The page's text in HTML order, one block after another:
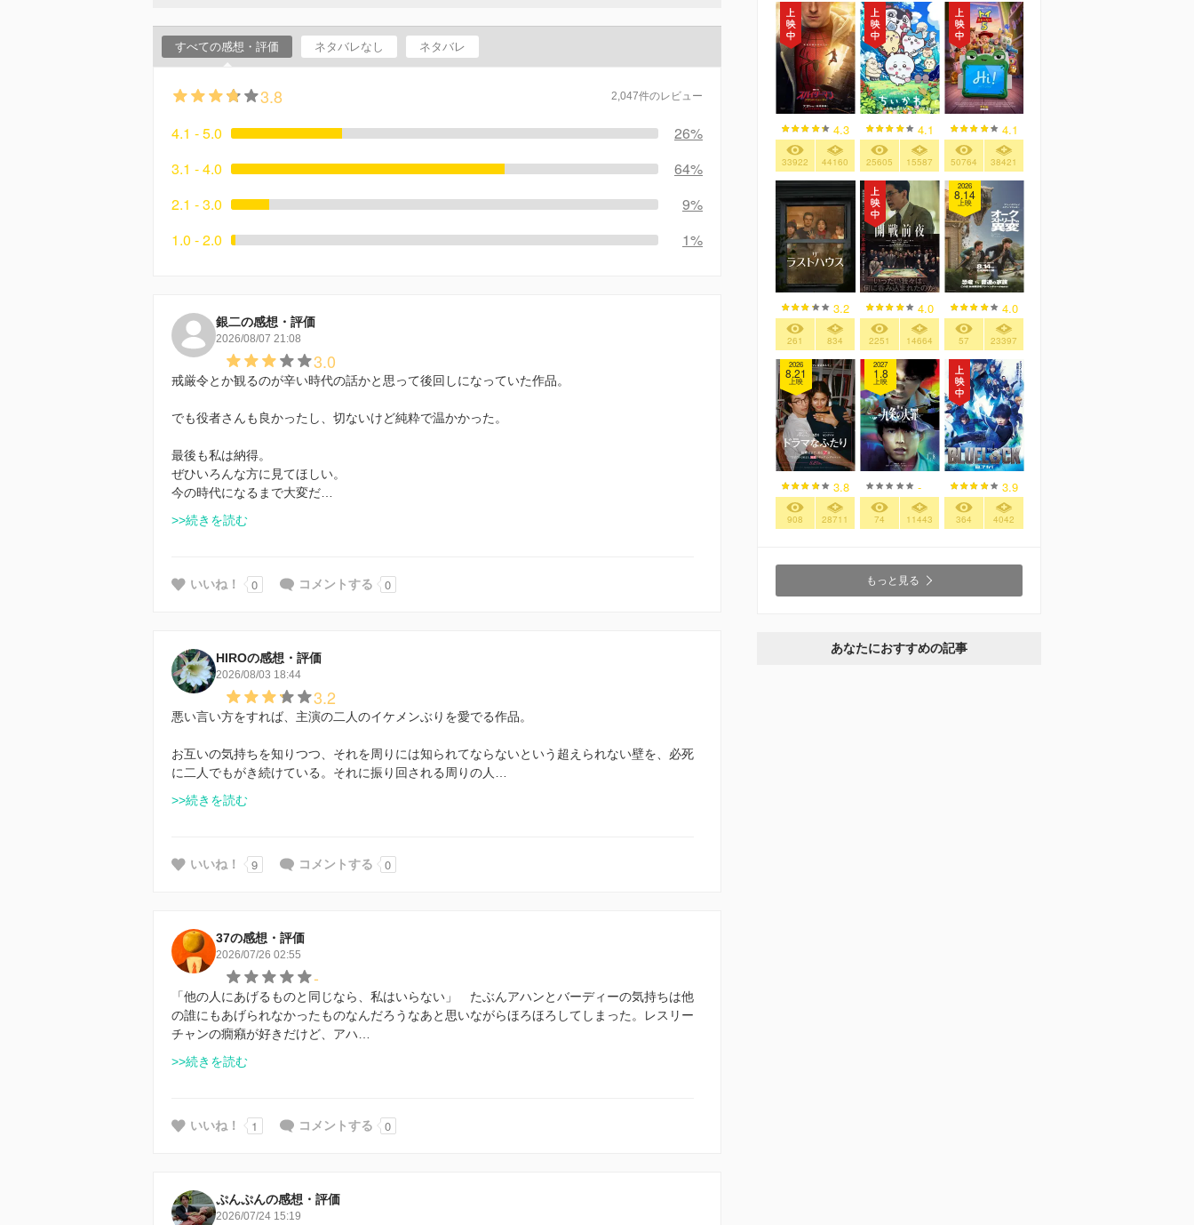
すべての感想・評価 ネタバレなし ネタバレ
3.8 2,047件のレビュー
4.1 - 5.0
26%
3.1 - 4.0
64%
2.1 - 3.0
9%
1.0 - 2.0
1%
銀二の感想・評価
2026/08/07 21:08
3.0
戒厳令とか観るのが辛い時代の話かと思って後回しになっていた作品。
でも役者さんも良かったし、切ないけど純粋で温かかった。
最後も私は納得。
ぜひいろんな方に見てほしい。
今の時代になるまで大変だ…
>>続きを読む
いいね！ 0 コメントする 0
HIROの感想・評価
2026/08/03 18:44
3.2
悪い言い方をすれば、主演の二人のイケメンぶりを愛でる作品。
お互いの気持ちを知りつつ、それを周りには知られてならないという超えられない壁を、必死
に二人でもがき続けている。それに振り回される周りの人…
>>続きを読む
いいね！ 9 コメントする 0
37の感想・評価
2026/07/26 02:55
-
「他の人にあげるものと同じなら、私はいらない」 たぶんアハンとバーディーの気持ちは他
の誰にもあげられなかったものなんだろうなあと思いながらほろほろしてしまった。レスリー
チャンの癇癪が好きだけど、アハ…
>>続きを読む
いいね！ 1 コメントする 0
ぷんぷんの感想・評価
2026/07/24 15:19
4.3
33922 44160
4.1
25605 15587
4.1
50764 38421
3.2
261 834
4.0
2251 14664
2026
8.14
上映
4.0
57 23397
2026
8.21
上映
3.8
908 28711
2027
1.8
上映
-
74 11443
3.9
364 4042
もっと見る
あなたにおすすめの記事